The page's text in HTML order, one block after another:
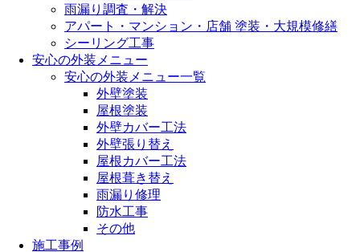
雨漏り調査・解決
アパート・マンション・店舗 塗装・大規模修繕
シーリング工事
安心の外装メニュー
安心の外装メニュー一覧
外壁塗装
屋根塗装
外壁カバー工法
外壁張り替え
屋根カバー工法
屋根葺き替え
雨漏り修理
防水工事
その他
施工事例